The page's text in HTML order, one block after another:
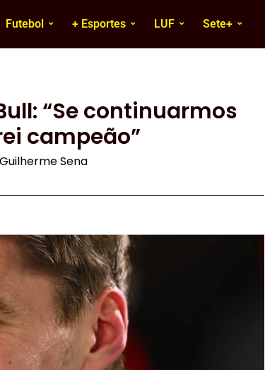
Futebol + Esportes LUF Sete+
“Se continuarmos
campeão”
Guilherme Sena